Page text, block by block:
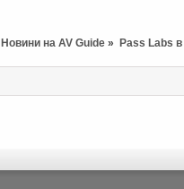
Новини на AV Guide» Pass Labs